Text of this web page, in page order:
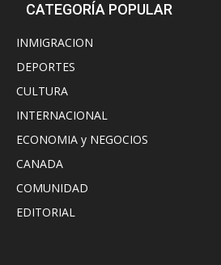
CATEGORÍA POPULAR
INMIGRACION
DEPORTES
CULTURA
INTERNACIONAL
ECONOMIA y NEGOCIOS
CANADA
COMUNIDAD
EDITORIAL